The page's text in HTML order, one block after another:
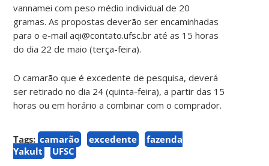
vannamei com peso médio individual de 20
gramas. As propostas deverão ser encaminhadas
para o e-mail aqi@contato.ufsc.br até as 15 horas
do dia 22 de maio (terça-feira).
O camarão que é excedente de pesquisa, deverá
ser retirado no dia 24 (quinta-feira), a partir das 15
horas ou em horário a combinar com o comprador.
Tags: camarão excedente
fazenda
Yakult
UFSC